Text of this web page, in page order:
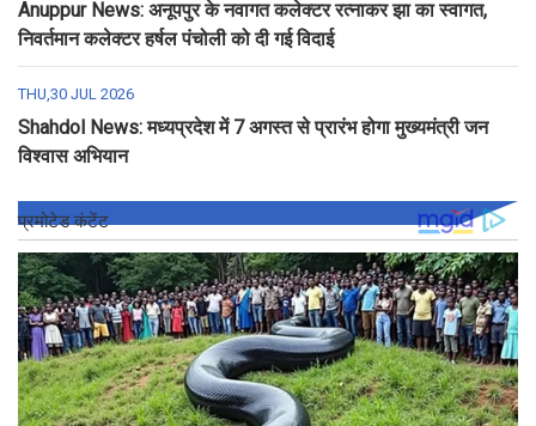
Anuppur News: अनूपपुर के नवागत कलेक्टर रत्नाकर झा का स्वागत,
निवर्तमान कलेक्टर हर्षल पंचोली को दी गई विदाई
THU,30 JUL 2026
Shahdol News: मध्यप्रदेश में 7 अगस्त से प्रारंभ होगा मुख्यमंत्री जन
विश्वास अभियान